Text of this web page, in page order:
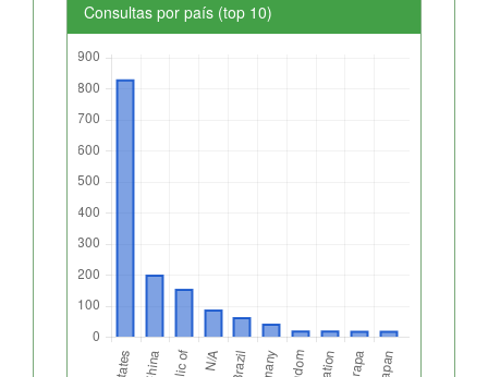
Consultas por país (top 10)